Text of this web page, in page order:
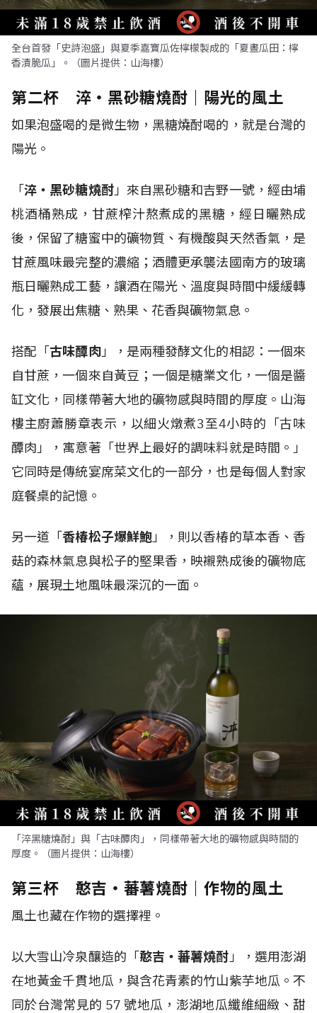
全台首發「史詩泡盛」與夏季嘉寶瓜佐檸檬製成的「夏晝瓜田：檸
香漬脆瓜」。（圖片提供：山海樓）
第二杯 淬・黑砂糖燒酎｜陽光的風土
如果泡盛喝的是微生物，黑糖燒酎喝的，就是台灣的
陽光。
「淬・黑砂糖燒酎」來自黑砂糖和吉野一號，經由埔
桃酒桶熟成，甘蔗榨汁熬煮成的黑糖，經日曬熟成
後，保留了糖蜜中的礦物質、有機酸與天然香氣，是
甘蔗風味最完整的濃縮；酒體更承襲法國南方的玻璃
瓶日曬熟成工藝，讓酒在陽光、溫度與時間中緩緩轉
化，發展出焦糖、熟果、花香與礦物氣息。
搭配「古味醰肉」，是兩種發酵文化的相認：一個來
自甘蔗，一個來自黃豆；一個是糖業文化，一個是醬
缸文化，同樣帶著大地的礦物感與時間的厚度。山海
樓主廚蕭勝章表示，以細火燉煮3至4小時的「古味
醰肉」，寓意著「世界上最好的調味料就是時間。」
它同時是傳統宴席菜文化的一部分，也是每個人對家
庭餐桌的記憶。
另一道「香椿松子爆鮮鮑」，則以香椿的草本香、香
菇的森林氣息與松子的堅果香，映襯熟成後的礦物底
蘊，展現土地風味最深沉的一面。
「淬黑糖燒酎」與「古味醰肉」，同樣帶著大地的礦物感與時間的
厚度。（圖片提供：山海樓）
第三杯 憨吉・蕃薯燒酎｜作物的風土
風土也藏在作物的選擇裡。
以大雪山冷泉釀造的「憨吉・蕃薯燒酎」，選用澎湖
在地黃金千貫地瓜，與含花青素的竹山紫芋地瓜。不
同於台灣常見的 57 號地瓜，澎湖地瓜纖維細緻、甜